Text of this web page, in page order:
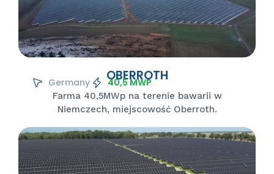
OBERROTH
Germany 40,5 MWP
Farma 40,5MWp na terenie bawarii w
Niemczech, miejscowość Oberroth.